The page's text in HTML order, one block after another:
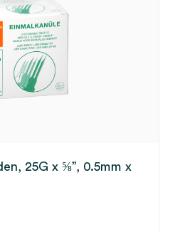
25G x ⅝”, 0.5mm x